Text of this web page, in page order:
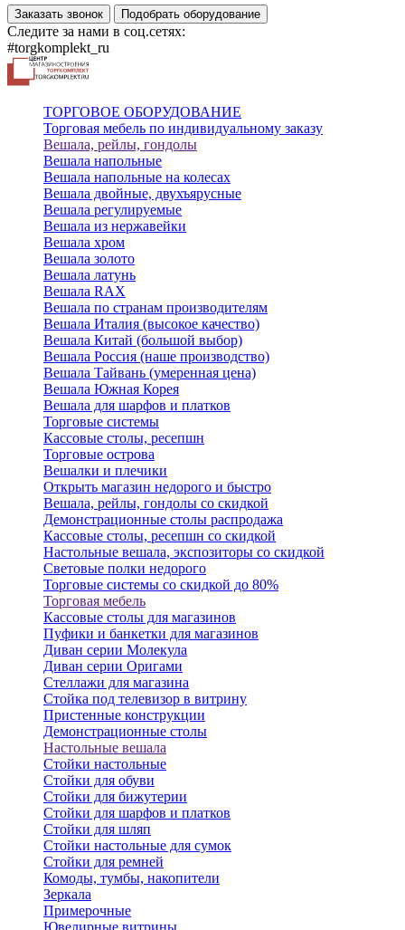
Заказать звонок Подобрать оборудование
Следите за нами в соц.сетях:
#torgkomplekt_ru
ТОРГОВОЕ ОБОРУДОВАНИЕ
Торговая мебель по индивидуальному заказу
Вешала, рейлы, гондолы
Вешала напольные
Вешала напольные на колесах
Вешала двойные, двухъярусные
Вешала регулируемые
Вешала из нержавейки
Вешала хром
Вешала золото
Вешала латунь
Вешала RAX
Вешала по странам производителям
Вешала Италия (высокое качество)
Вешала Китай (большой выбор)
Вешала Россия (наше производство)
Вешала Тайвань (умеренная цена)
Вешала Южная Корея
Вешала для шарфов и платков
Торговые системы
Кассовые столы, ресепшн
Торговые острова
Вешалки и плечики
Открыть магазин недорого и быстро
Вешала, рейлы, гондолы со скидкой
Демонстрационные столы распродажа
Кассовые столы, ресепшн со скидкой
Настольные вешала, экспозиторы со скидкой
Световые полки недорого
Торговые системы со скидкой до 80%
Торговая мебель
Кассовые столы для магазинов
Пуфики и банкетки для магазинов
Диван серии Молекула
Диван серии Оригами
Стеллажи для магазина
Стойка под телевизор в витрину
Пристенные конструкции
Демонстрационные столы
Настольные вешала
Стойки настольные
Стойки для обуви
Стойки для бижутерии
Стойки для шарфов и платков
Стойки для шляп
Стойки настольные для сумок
Стойки для ремней
Комоды, тумбы, накопители
Зеркала
Примерочные
Ювелирные витрины